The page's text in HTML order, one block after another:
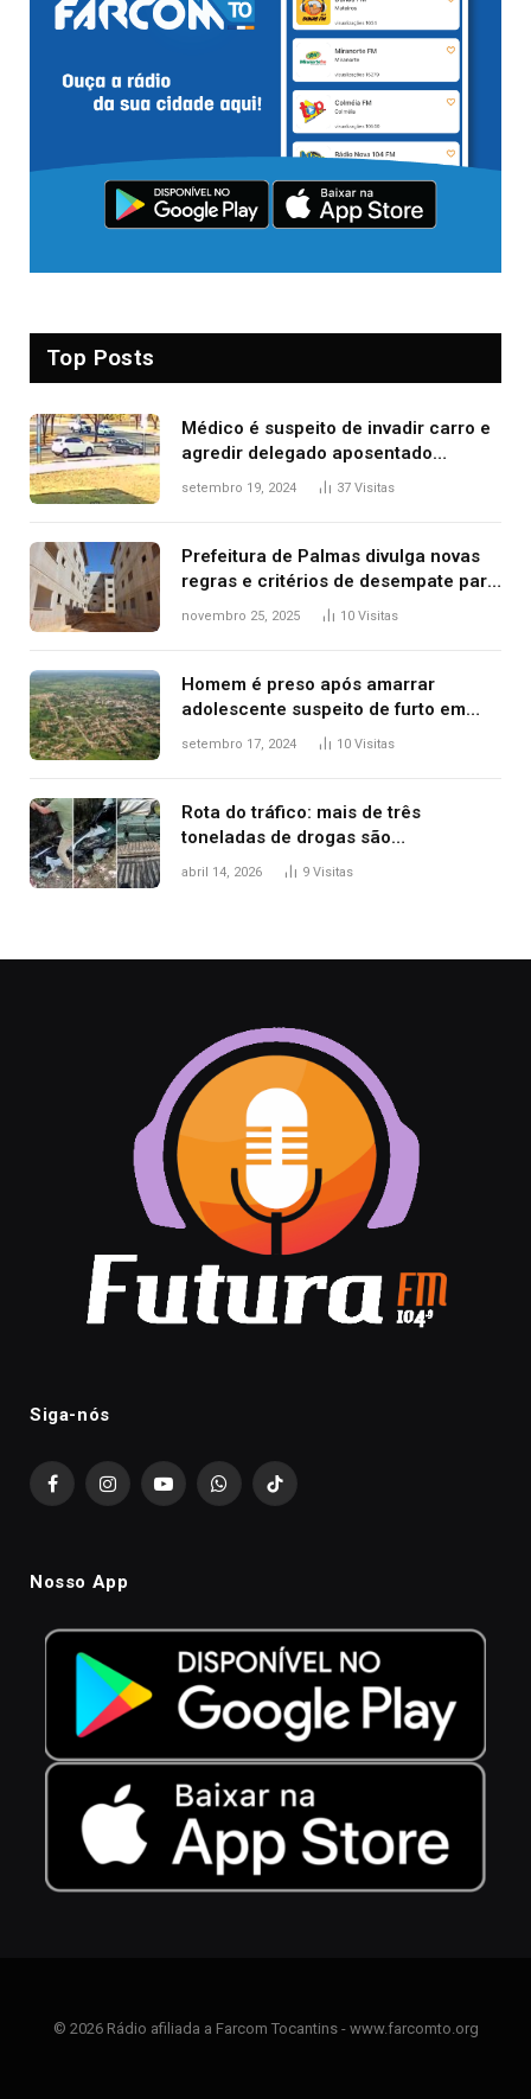
Top Posts
Médico é suspeito de invadir carro e
agredir delegado aposentado
durante confusão no trânsito
setembro 19, 2024 37 Visitas
Prefeitura de Palmas divulga novas
regras e critérios de desempate para
seleção de famílias no Minha Casa,
novembro 25, 2025 10 Visitas
Homem é preso após amarrar
adolescente suspeito de furto em
estaca de cerca e agredi-lo
setembro 17, 2024 10 Visitas
Rota do tráfico: mais de três
toneladas de drogas são
apreendidas no TO em três meses
abril 14, 2026 9 Visitas
Siga-nós
FacebookInstagramYouTubeWhatsAppTikTok
Nosso App
© 2026 Rádio afiliada a Farcom Tocantins - www.farcomto.org